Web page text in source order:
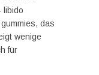
libido
das
wenige
für